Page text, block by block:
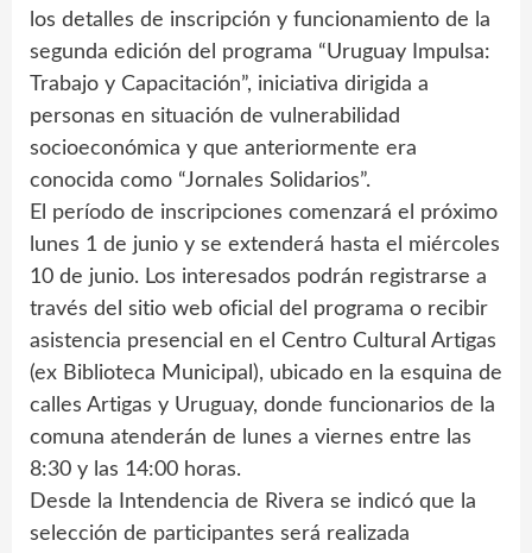
los detalles de inscripción y funcionamiento de la
segunda edición del programa “Uruguay Impulsa:
Trabajo y Capacitación”, iniciativa dirigida a
personas en situación de vulnerabilidad
socioeconómica y que anteriormente era
conocida como “Jornales Solidarios”.
El período de inscripciones comenzará el próximo
lunes 1 de junio y se extenderá hasta el miércoles
10 de junio. Los interesados podrán registrarse a
través del sitio web oficial del programa o recibir
asistencia presencial en el Centro Cultural Artigas
(ex Biblioteca Municipal), ubicado en la esquina de
calles Artigas y Uruguay, donde funcionarios de la
comuna atenderán de lunes a viernes entre las
8:30 y las 14:00 horas.
Desde la Intendencia de Rivera se indicó que la
selección de participantes será realizada